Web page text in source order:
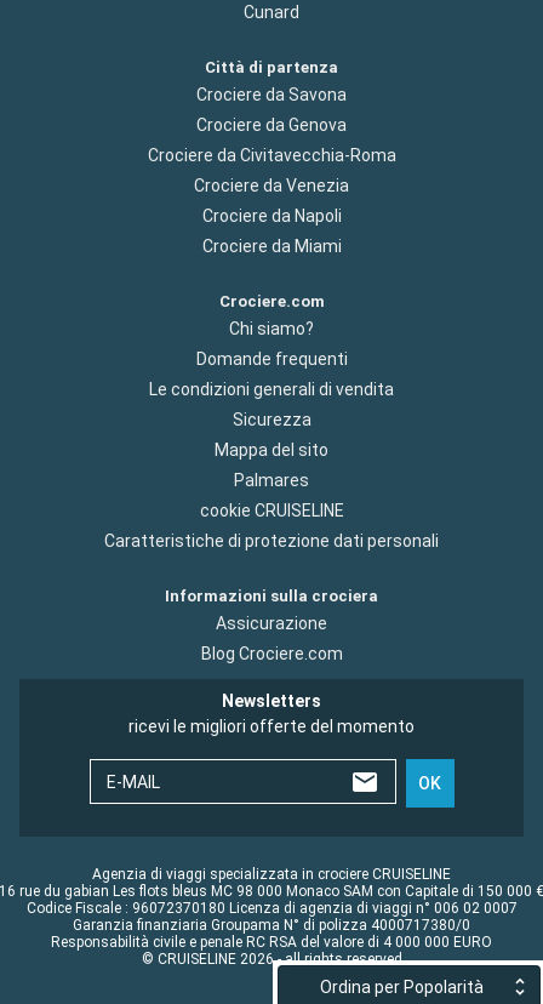
Ordina per Popolarità
Cunard
Città di partenza
Crociere da Savona
Crociere da Genova
Crociere da Civitavecchia-Roma
Crociere da Venezia
Crociere da Napoli
Crociere da Miami
Crociere.com
Chi siamo?
Domande frequenti
Le condizioni generali di vendita
Sicurezza
Mappa del sito
Palmares
cookie CRUISELINE
Caratteristiche di protezione dati personali
Informazioni sulla crociera
Assicurazione
Blog Crociere.com
Newsletters
ricevi le migliori offerte del momento
E-MAIL OK
Agenzia di viaggi specializzata in crociere CRUISELINE
16 rue du gabian Les flots bleus MC 98 000 Monaco SAM con Capitale di 150 000 €
Codice Fiscale : 96072370180 Licenza di agenzia di viaggi n° 006 02 0007
Garanzia finanziaria Groupama N° di polizza 4000717380/0
Responsabilità civile e penale RC RSA del valore di 4 000 000 EURO
© CRUISELINE 2026 - all rights reserved